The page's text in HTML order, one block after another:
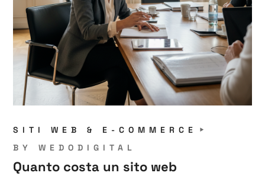
SITI WEB & E-COMMERCE
BYWEDODIGITAL
Quanto costa un sito web